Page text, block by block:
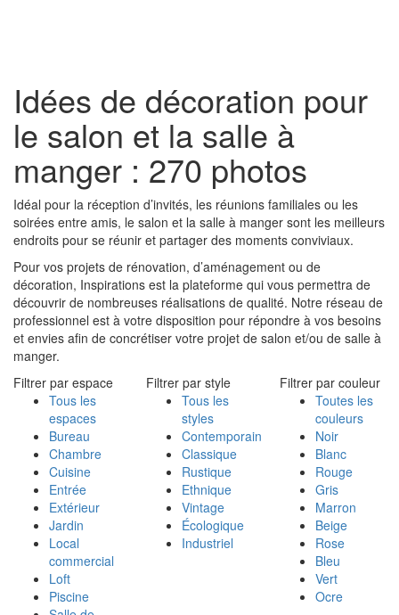
Idées de décoration pour
le salon et la salle à
manger : 270 photos
Idéal pour la réception d’invités, les réunions familiales ou les
soirées entre amis, le salon et la salle à manger sont les meilleurs
endroits pour se réunir et partager des moments conviviaux.
Pour vos projets de rénovation, d’aménagement ou de
décoration, Inspirations est la plateforme qui vous permettra de
découvrir de nombreuses réalisations de qualité. Notre réseau de
professionnel est à votre disposition pour répondre à vos besoins
et envies afin de concrétiser votre projet de salon et/ou de salle à
manger.
Filtrer par espace
Tous les
espaces
Bureau
Chambre
Cuisine
Entrée
Extérieur
Jardin
Local
commercial
Loft
Piscine
Filtrer par style
Tous les
styles
Contemporain
Classique
Rustique
Ethnique
Vintage
Écologique
Industriel
Filtrer par couleur
Toutes les
couleurs
Noir
Blanc
Rouge
Gris
Marron
Beige
Rose
Bleu
Vert
Ocre